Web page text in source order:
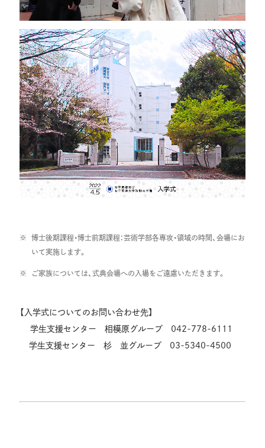
博士後期課程・博士前期課程：芸術学部各専攻・領域の時間、会場にお
いて実施します。
ご家族については、式典会場への入場をご遠慮いただきます。
【入学式についてのお問い合わせ先】
学生支援センター 相模原グループ 042-778-6111
学生支援センター 杉 並グループ 03-5340-4500